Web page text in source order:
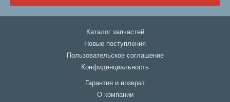
Каталог запчастей
Новые поступления
Пользовательское соглашение
Конфиденциальность
Гарантия и возврат
О компании